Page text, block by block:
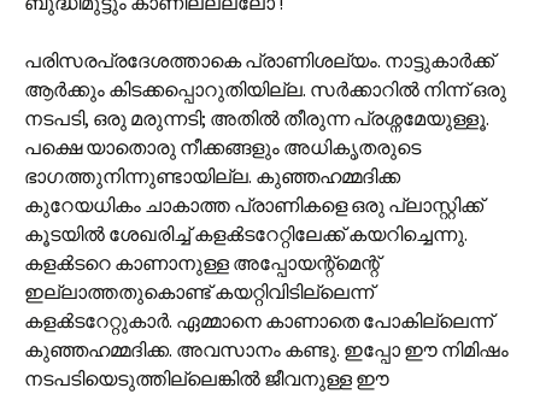
പരിസരപ്രദേശത്താകെ പ്രാണിശല്യം. നാട്ടുകാര്‍ക്ക്
ആര്‍ക്കും കിടക്കപ്പൊറുതിയില്ല. സര്‍ക്കാറില്‍ നിന്ന് ഒരു
നടപടി, ഒരു മരുന്നടി; അതില്‍ തീരുന്ന പ്രശ്നമേയുള്ളൂ.
പക്ഷെ യാതൊരു നീക്കങ്ങളും അധികൃതരുടെ
ഭാഗത്തുനിന്നുണ്ടായില്ല. കുഞ്ഞഹമ്മദിക്ക
കുറേയധികം ചാകാത്ത പ്രാണികളെ ഒരു പ്ലാസ്റ്റിക്ക്
കൂടയില്‍ ശേഖരിച്ച് കളക്‍ടറേറ്റിലേക്ക് കയറിച്ചെന്നു.
കളക്‍ടറെ കാണാനുള്ള അപ്പോയന്റ്മെന്റ്
ഇല്ലാത്തതുകൊണ്ട് കയറ്റിവിടില്ലെന്ന്
കളക്‍ടറേറ്റുകാര്‍. ഏമ്മാനെ കാണാതെ പോകില്ലെന്ന്
കുഞ്ഞഹമ്മദിക്ക. അവസാനം കണ്ടു. ഇപ്പോ ഈ നിമിഷം
നടപടിയെടുത്തില്ലെങ്കില്‍ ജീവനുള്ള ഈ